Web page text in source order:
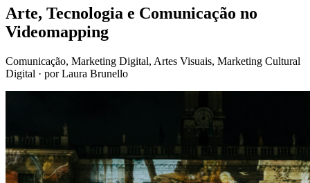
Arte, Tecnologia e Comunicação no
Videomapping
Comunicação, Marketing Digital, Artes Visuais, Marketing Cultural
Digital · por Laura Brunello